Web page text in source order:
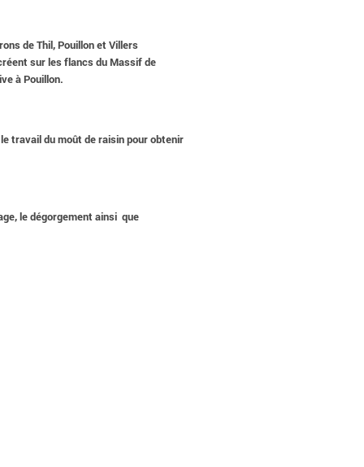
de Thil, Pouillon et Villers
sur les flancs du Massif de
à Pouillon.
travail du moût de raisin pour obtenir
le dégorgement ainsi que